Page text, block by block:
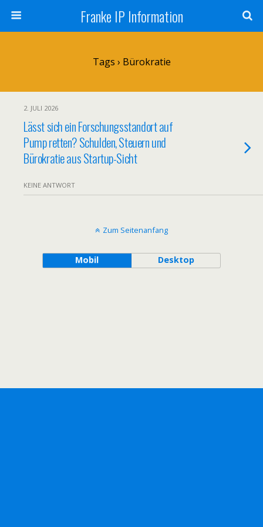
Franke IP Information
Tags › Bürokratie
2. JULI 2026
Lässt sich ein Forschungsstandort auf
Pump retten? Schulden, Steuern und
Bürokratie aus Startup-Sicht
KEINE ANTWORT
Zum Seitenanfang
Mobil Desktop